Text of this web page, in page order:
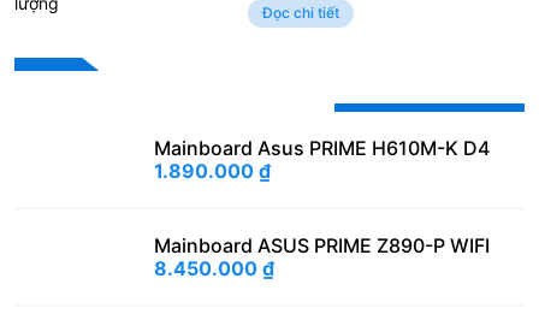
Đọc chi tiết
Mainboard Asus PRIME H610M-K D4
1.890.000 ₫
Mainboard ASUS PRIME Z890-P WIFI
8.450.000 ₫